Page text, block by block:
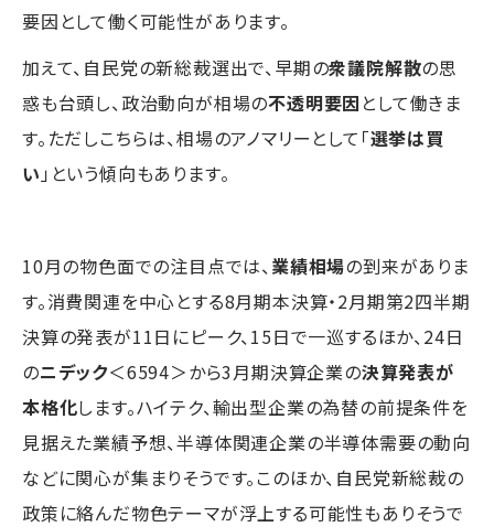
要因として働く可能性があります。
加えて、自民党の新総裁選出で、早期の衆議院解散の思
惑も台頭し、政治動向が相場の不透明要因 として働きま
す。ただしこちらは、相場のアノマリーとして「選挙は買
い 」という傾向もあります。
10月の物色面での注目点では、 業績相場の到来がありま
す。消費関連を中心とする8月期本決算・2月期第2四半期
決算の発表が11日にピーク、15日で一巡するほか、24日
のニデック＜6594＞から3月期決算企業の決算発表が
本格化します。ハイテク、輸出型企業の為替の前提条件を
見据えた業績予想、半導体関連企業の半導体需要の動向
などに関心が集まりそうです。このほか、自民党新総裁の
政策に絡んだ物色テーマが浮上する可能性もありそうで